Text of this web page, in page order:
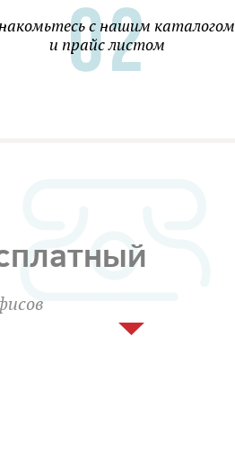
с нашим каталогом
и прайс листом